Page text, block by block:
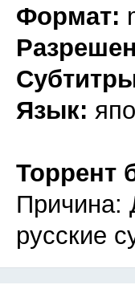
Формат:
Язык:
Торрент
Причина:
русские